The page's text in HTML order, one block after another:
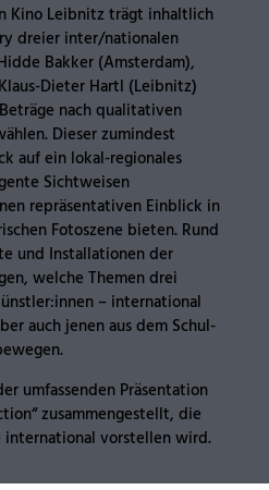
Kino Leibnitz trägt inhaltlich
dreier inter/nationalen
Bakker (Amsterdam),
Dieter Hartl (Leibnitz)
nach qualitativen
Dieser zumindest
auf ein lokal-regionales
Sichtweisen
repräsentativen Einblick in
Fotoszene bieten. Rund
und Installationen der
welche Themen drei
– international
auch jenen aus dem Schul-
umfassenden Präsentation
zusammengestellt, die
international vorstellen wird.